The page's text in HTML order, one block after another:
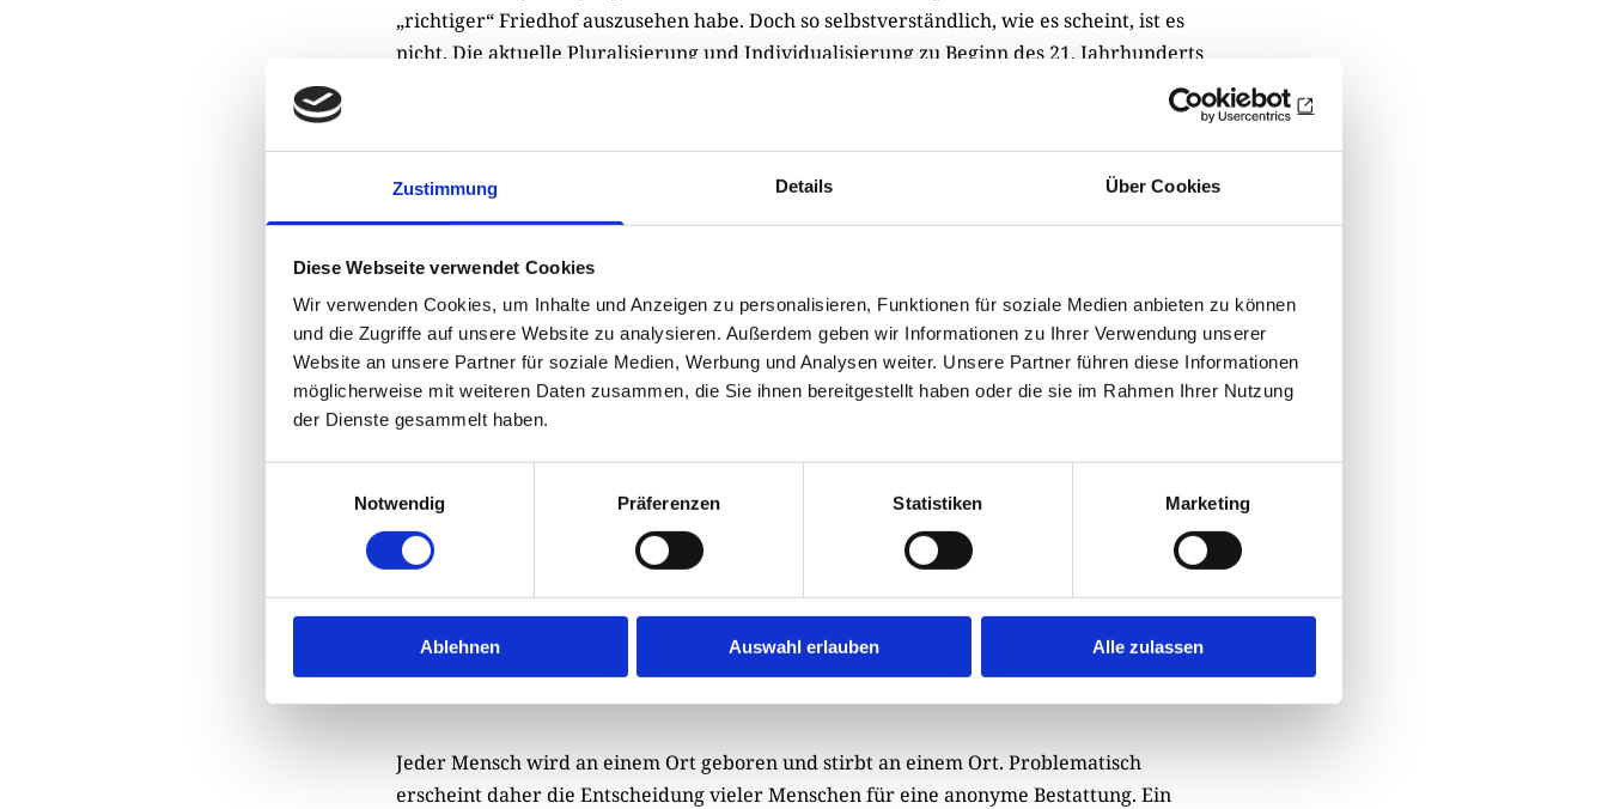
Zustimmung Details Über Cookies
Diese Webseite verwendet Cookies
Wir verwenden Cookies, um Inhalte und Anzeigen zu personalisieren, Funktionen für soziale Medien anbieten zu können
und die Zugriffe auf unsere Website zu analysieren. Außerdem geben wir Informationen zu Ihrer Verwendung unserer
Website an unsere Partner für soziale Medien, Werbung und Analysen weiter. Unsere Partner führen diese Informationen
möglicherweise mit weiteren Daten zusammen, die Sie ihnen bereitgestellt haben oder die sie im Rahmen Ihrer Nutzung
der Dienste gesammelt haben.
Notwendig
Präferenzen Statistiken Marketing
Ablehnen Auswahl erlauben Alle zulassen
„richtiger“ Friedhof auszusehen habe. Doch so selbstverständlich, wie es scheint, ist es
nicht. Die aktuelle Pluralisierung und Individualisierung zu Beginn des 21. Jahrhunderts
brachte eine weitaus größere Auswahl von Bestattungsformen mit sich. Die Orte wurden
ermöglichen. In der Freien Hansestadt Bremen darf seit Januar 2015 die Asche eines
jeden Verstorbenen theoretisch überall verteilt werden. Als erstes Bundesland schaffte
Bremen den nach dem Feuerbestattungsgesetz von 1934 geltenden Friedhofszwang
Bundesländer den Weg, die Asche eines verstorbenen Angehörigen zum Diamanten
pressen zu lassen oder in der Urne im heimischen Regal aufzubewahren. Den meisten
Menschen ist dabei nicht bewusst, dass diese individualisierte Bestattung keinen
öffentlichen Zugang zu einem Grab mehr ermöglicht – selbst nicht im innerfamiliären
Kontext. Wenn Familienmitglieder im Streit liegen, kann eines dem anderen den Zugang
„Naturbelassenheit“ älteren und gehbehinderten Menschen nicht den ungehinderten
Zugang zum Grab ermöglichen.
Jeder Mensch wird an einem Ort geboren und stirbt an einem Ort. Problematisch
erscheint daher die Entscheidung vieler Menschen für eine anonyme Bestattung. Ein